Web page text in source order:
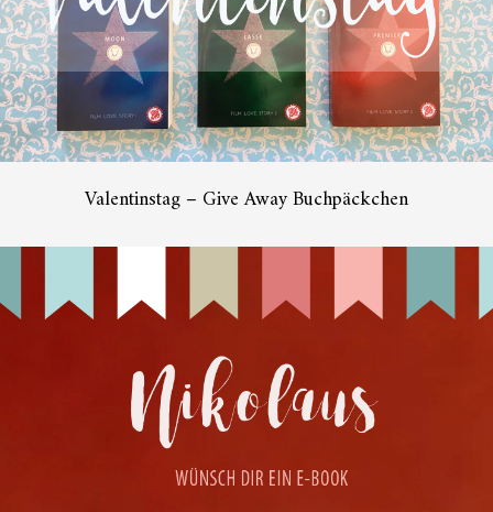
Valentinstag – Give Away Buchpäckchen